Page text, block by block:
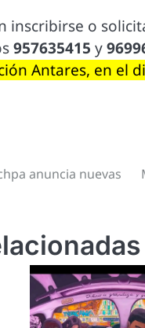
inscribirse o
957635415 y
Antares, en el
anuncia nuevas